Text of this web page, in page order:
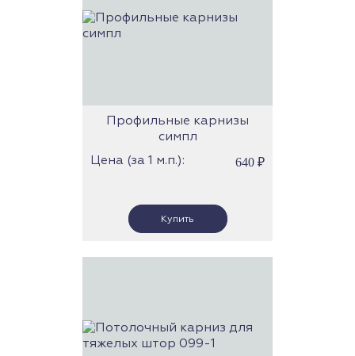
Профильные карнизы
симпл
Цена (за 1 м.п.):
640 ₽